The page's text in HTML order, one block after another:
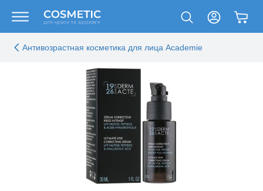
Антивозрастная косметика для лица Academie